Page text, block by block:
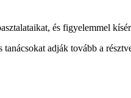
és figyelemmel
adják tovább a